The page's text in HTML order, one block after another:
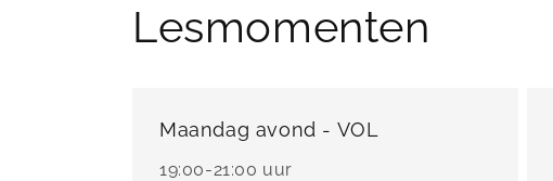
Lesmomenten
Maandag avond - VOL
19:00-21:00 uur